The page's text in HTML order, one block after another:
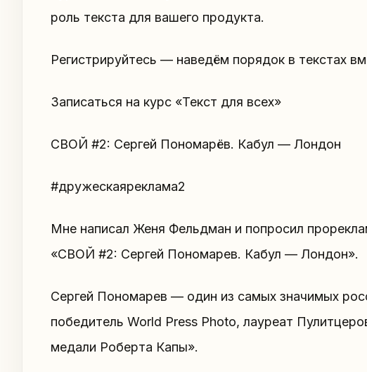
роль текста для вашего продукта.
Регистрируйтесь — наведём порядок в текстах
Записаться на курс «Текст для всех»
СВОЙ #2: Сергей Пономарёв. Кабул — Лондон
#дружескаяреклама2
Мне написал Женя Фельдман и попросил
«СВОЙ #2: Сергей Пономарев. Кабул — Лондон».
Сергей Пономарев — один из самых значимых
победитель World Press Photo, лауреат
медали Роберта Капы».